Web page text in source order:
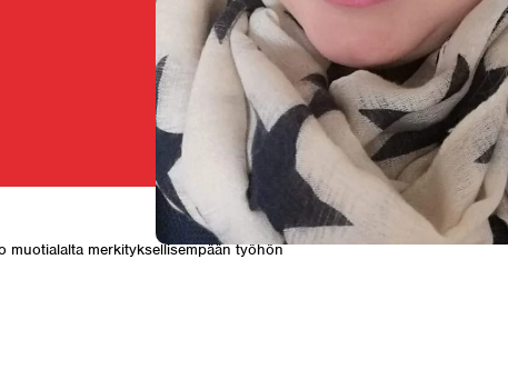
muotialalta merkityksellisempään työhön